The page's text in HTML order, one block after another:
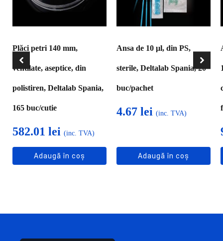
Plăci petri 140 mm,
ventilate, aseptice, din
polistiren, Deltalab Spania,
165 buc/cutie
582.01 lei (inc. TVA)
Adaugă în coș
Ansa de 10 µl, din PS,
sterile, Deltalab Spania, 20
buc/pachet
4.67 lei (inc. TVA)
Adaugă în coș